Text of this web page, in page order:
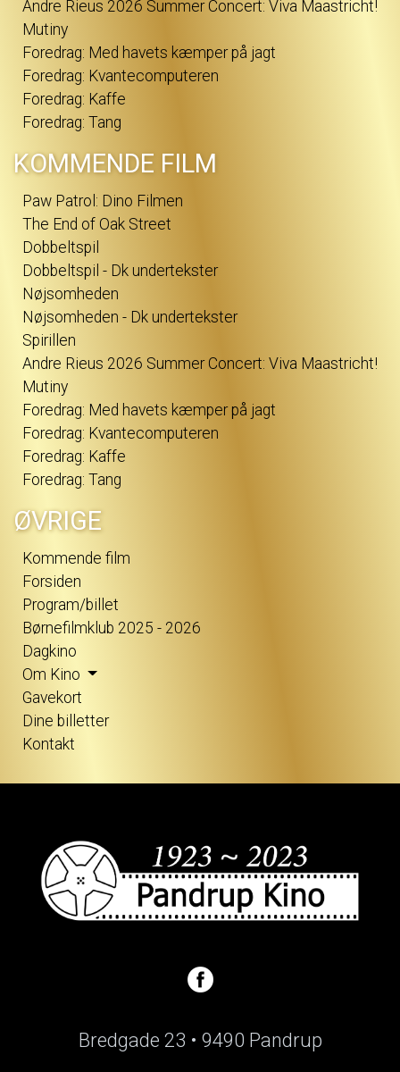
Andre Rieus 2026 Summer Concert: Viva Maastricht!
Mutiny
Foredrag: Med havets kæmper på jagt
Foredrag: Kvantecomputeren
Foredrag: Kaffe
Foredrag: Tang
KOMMENDE FILM
Paw Patrol: Dino Filmen
The End of Oak Street
Dobbeltspil
Dobbeltspil - Dk undertekster
Nøjsomheden
Nøjsomheden - Dk undertekster
Spirillen
Andre Rieus 2026 Summer Concert: Viva Maastricht!
Mutiny
Foredrag: Med havets kæmper på jagt
Foredrag: Kvantecomputeren
Foredrag: Kaffe
Foredrag: Tang
ØVRIGE
Kommende film
Forsiden
Program/billet
Børnefilmklub 2025 - 2026
Dagkino
Om Kino
Gavekort
Dine billetter
Kontakt
Bredgade 23 • 9490 Pandrup